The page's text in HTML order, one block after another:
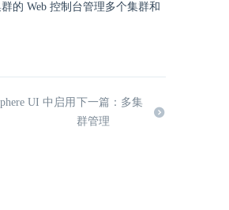
的 Web 控制台管理多个集群和
UI 中启用 下一篇：多集
群管理